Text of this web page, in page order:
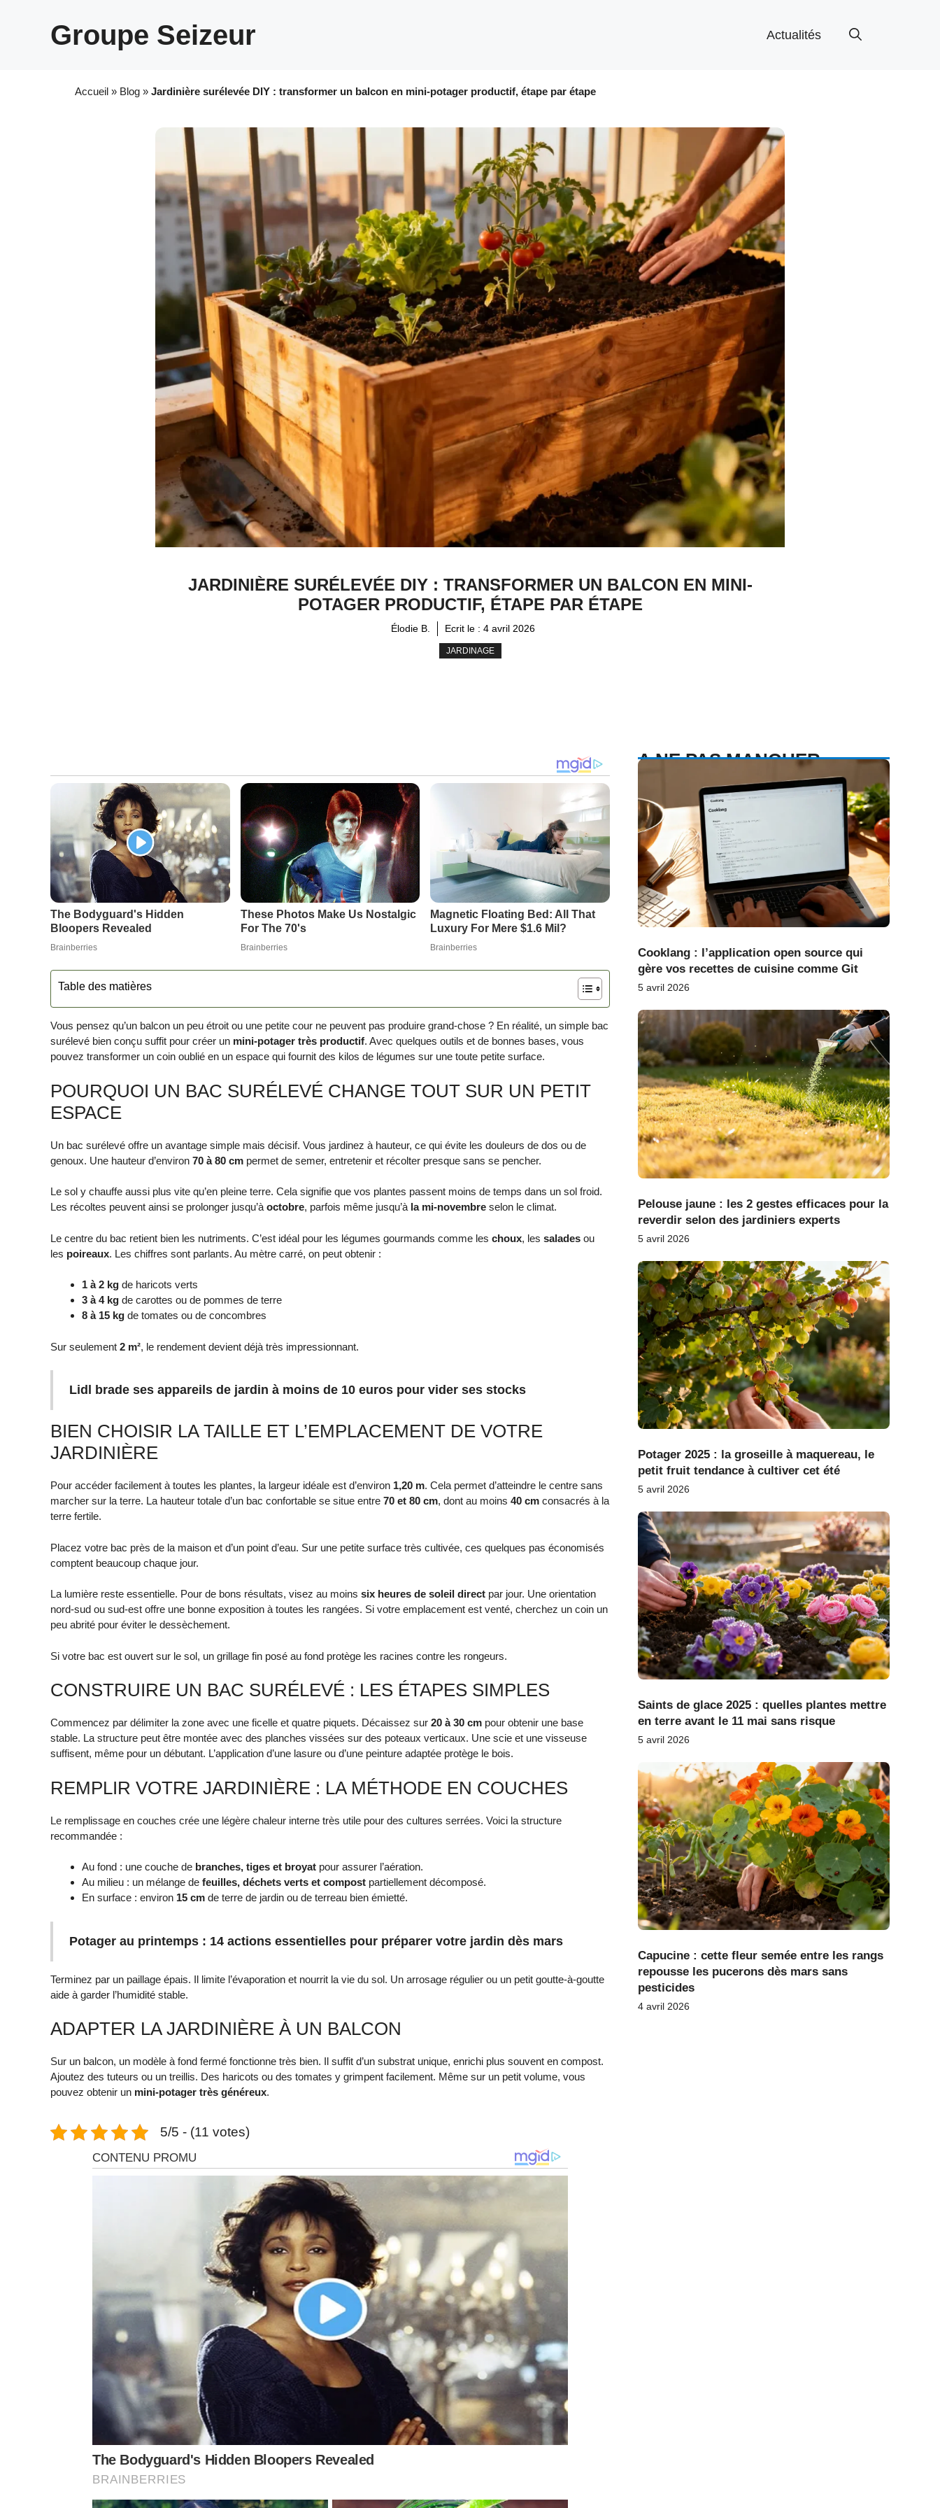
Groupe Seizeur Actualités
Accueil » Blog »Jardinière surélevée DIY : transformer un balcon en mini-potager productif, étape par étape
JARDINIÈRE SURÉLEVÉE DIY : TRANSFORMER UN BALCON EN MINI-
POTAGER PRODUCTIF, ÉTAPE PAR ÉTAPE
Élodie B. Ecrit le : 4 avril 2026
JARDINAGE
Table des matières
Vous pensez qu’un balcon un peu étroit ou une petite cour ne peuvent pas produire grand-chose ? En réalité, un simple bac
surélevé bien conçu suffit pour créer un mini-potager très productif. Avec quelques outils et de bonnes bases, vous
pouvez transformer un coin oublié en un espace qui fournit des kilos de légumes sur une toute petite surface.
POURQUOI UN BAC SURÉLEVÉ CHANGE TOUT SUR UN PETIT
ESPACE
Un bac surélevé offre un avantage simple mais décisif. Vous jardinez à hauteur, ce qui évite les douleurs de dos ou de
genoux. Une hauteur d’environ 70 à 80 cm permet de semer, entretenir et récolter presque sans se pencher.
Le sol y chauffe aussi plus vite qu’en pleine terre. Cela signifie que vos plantes passent moins de temps dans un sol froid.
Les récoltes peuvent ainsi se prolonger jusqu’à octobre, parfois même jusqu’à la mi-novembre selon le climat.
Le centre du bac retient bien les nutriments. C’est idéal pour les légumes gourmands comme les choux, les salades ou
les poireaux. Les chiffres sont parlants. Au mètre carré, on peut obtenir :
1 à 2 kg de haricots verts
3 à 4 kg de carottes ou de pommes de terre
8 à 15 kg de tomates ou de concombres
Sur seulement 2 m², le rendement devient déjà très impressionnant.
Lidl brade ses appareils de jardin à moins de 10 euros pour vider ses stocks
BIEN CHOISIR LA TAILLE ET L’EMPLACEMENT DE VOTRE
JARDINIÈRE
Pour accéder facilement à toutes les plantes, la largeur idéale est d’environ 1,20 m. Cela permet d’atteindre le centre sans
marcher sur la terre. La hauteur totale d’un bac confortable se situe entre 70 et 80 cm, dont au moins 40 cm consacrés à la
terre fertile.
Placez votre bac près de la maison et d’un point d’eau. Sur une petite surface très cultivée, ces quelques pas économisés
comptent beaucoup chaque jour.
La lumière reste essentielle. Pour de bons résultats, visez au moins six heures de soleil direct par jour. Une orientation
nord-sud ou sud-est offre une bonne exposition à toutes les rangées. Si votre emplacement est venté, cherchez un coin un
peu abrité pour éviter le dessèchement.
Si votre bac est ouvert sur le sol, un grillage fin posé au fond protège les racines contre les rongeurs.
CONSTRUIRE UN BAC SURÉLEVÉ : LES ÉTAPES SIMPLES
Commencez par délimiter la zone avec une ficelle et quatre piquets. Décaissez sur 20 à 30 cm pour obtenir une base
stable. La structure peut être montée avec des planches vissées sur des poteaux verticaux. Une scie et une visseuse
suffisent, même pour un débutant. L’application d’une lasure ou d’une peinture adaptée protège le bois.
REMPLIR VOTRE JARDINIÈRE : LA MÉTHODE EN COUCHES
Le remplissage en couches crée une légère chaleur interne très utile pour des cultures serrées. Voici la structure
recommandée :
Au fond : une couche de branches, tiges et broyat pour assurer l’aération.
Au milieu : un mélange de feuilles, déchets verts et compost partiellement décomposé.
En surface : environ 15 cm de terre de jardin ou de terreau bien émietté.
Potager au printemps : 14 actions essentielles pour préparer votre jardin dès mars
Terminez par un paillage épais. Il limite l’évaporation et nourrit la vie du sol. Un arrosage régulier ou un petit goutte-à-goutte
aide à garder l’humidité stable.
ADAPTER LA JARDINIÈRE À UN BALCON
Sur un balcon, un modèle à fond fermé fonctionne très bien. Il suffit d’un substrat unique, enrichi plus souvent en compost.
Ajoutez des tuteurs ou un treillis. Des haricots ou des tomates y grimpent facilement. Même sur un petit volume, vous
pouvez obtenir un mini-potager très généreux.
5/5 - (11 votes)
A NE PAS MANQUER
Cooklang : l’application open source qui
gère vos recettes de cuisine comme Git
5 avril 2026
Pelouse jaune : les 2 gestes efficaces pour la
reverdir selon des jardiniers experts
5 avril 2026
Potager 2025 : la groseille à maquereau, le
petit fruit tendance à cultiver cet été
5 avril 2026
Saints de glace 2025 : quelles plantes mettre
en terre avant le 11 mai sans risque
5 avril 2026
Capucine : cette fleur semée entre les rangs
repousse les pucerons dès mars sans
pesticides
4 avril 2026